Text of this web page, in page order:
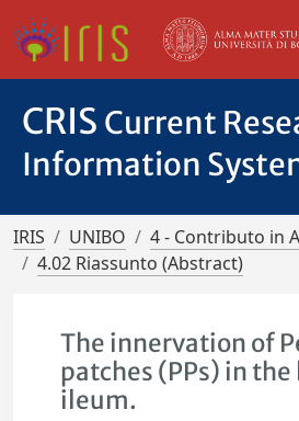
CRIS Current
Information
IRIS UNIBO
4 - Contributo in
4.02 Riassunto (Abstract)
The innervation of
patches (PPs) in
ileum.